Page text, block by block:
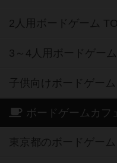
2人用ボードゲーム
3～4人用ボードゲー
子供向けボードゲー
ボードゲームカフ
東京都のボードゲーム